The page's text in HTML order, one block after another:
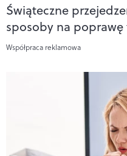
Świąteczne
sposoby na
Współpraca reklamowa